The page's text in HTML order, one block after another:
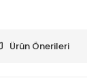
Ürün Önerileri